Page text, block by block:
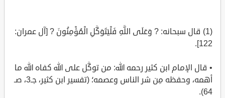
(1) قال سبحانه: ? وَعَلَى اللَّهِ فَلْيَتَوَكَّلِ الْمُؤْمِنُونَ ? [آل عمران:
122].
• قال الإمام ابن كثير رحمه الله: من توكَّل على الله كفاه الله ما
أهمه، وحفظه مِن شر الناس وعصمه؛ (تفسير ابن كثير، جـ3، صـ
64).